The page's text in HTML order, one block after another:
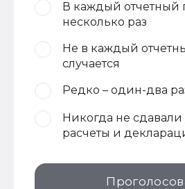
В каждый отчетный
несколько раз
Не в каждый
случается
Редко – один-два
Никогда не
расчеты и